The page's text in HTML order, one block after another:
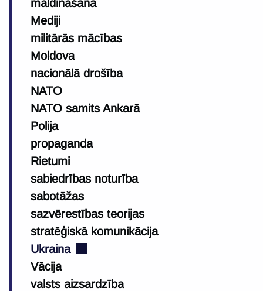
maldināšana
Mediji
militārās mācības
Moldova
nacionālā drošība
NATO
NATO samits Ankarā
Polija
propaganda
Rietumi
sabiedrības noturība
sabotāžas
sazvērestības teorijas
stratēģiskā komunikācija
Ukraina
Vācija
valsts aizsardzība